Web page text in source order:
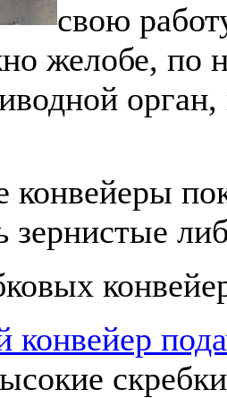
свою
желобе, по
конвейеры
зернистые
конвейер